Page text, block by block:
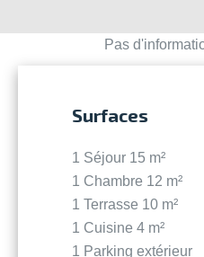
Pas
Surfaces
1 Séjour 15 m²
1 Chambre 12 m²
1 Terrasse 10 m²
1 Cuisine 4 m²
1 Parking extérieur